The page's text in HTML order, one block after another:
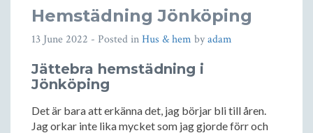
Hemstädning Jönköping
13 June 2022 - Posted inHus & hem byadam
Jättebra hemstädning i
Jönköping
Det är bara att erkänna det, jag börjar bli till åren.
Jag orkar inte lika mycket som jag gjorde förr och